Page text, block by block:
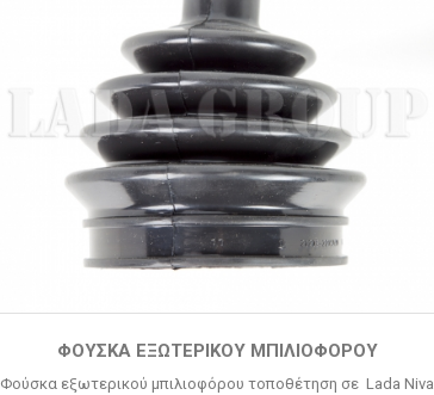
ΦΟΎΣΚΑ ΕΞΩΤΕΡΙΚΟΎ ΜΠΙΛΙΟΦΌΡΟΥ
Φούσκα εξωτερικού μπιλιοφόρου τοποθέτηση σε Lada Niva